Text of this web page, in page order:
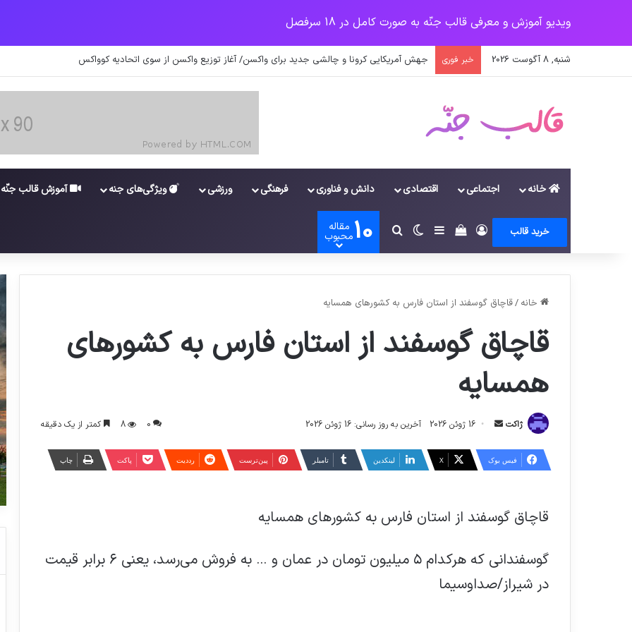
ویدیو آموزش و معرفی قالب جنّه به صورت کامل در 18 سرفصل
شنبه, 8 آگوست 2026 خبر فوری جهش آمریکایی کرونا و چالشی جدید برای واکسن/ آغاز توزیع واکسن از سوی اتحادیه کوواکس
خانه اجتماعی اقتصادی دانش و فناوری فرهنگی ورزشی ویژگی‌های جنه آموزش قالب جنّه
خرید قالب وروددیدن سبد خرید
سایدبارتغییر پوسته
جستجو برای
10 مقاله
محبوب
خانه /قاچاق گوسفند از استان فارس به کشورهای همسایه
قاچاق گوسفند از استان فارس به کشورهای
همسایه
ژاکت
ارسال 16 ژوئن 2026 آخرین به روز رسانی: 16 ژوئن 2026 0
8 کمتر از یک دقیقه
فیس بوک X لینکدین ‫تامبلر ‫پین‌ترست ‫رددیت پاکت چاپ
قاچاق گوسفند از استان فارس به کشورهای همسایه
گوسفندانی که هرکدام ۵ میلیون تومان در عمان و … به فروش می‌رسد، یعنی ۶ برابر قیمت
در شیراز/صداوسیما